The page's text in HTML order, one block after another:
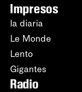
Impresos
la diaria
Le Monde
Lento
Gigantes
Radio